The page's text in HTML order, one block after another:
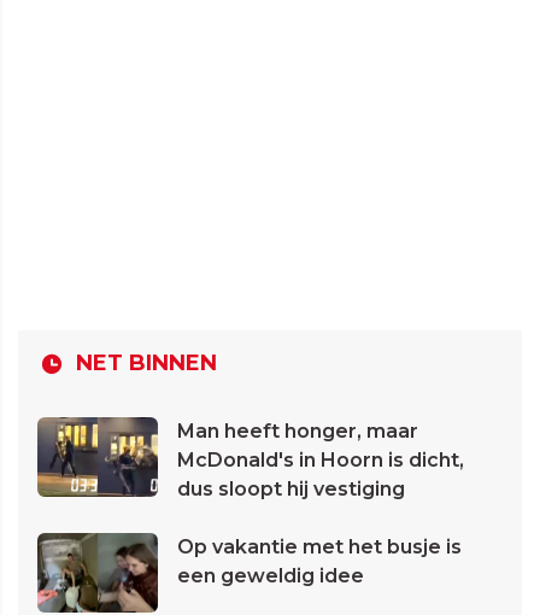
NET BINNEN
Man heeft honger, maar
McDonald's in Hoorn is dicht,
dus sloopt hij vestiging
Op vakantie met het busje is
een geweldig idee